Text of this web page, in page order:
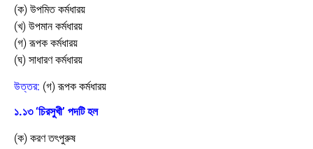
(ক) উপমিত কর্মধারয়
(খ) উপমান কর্মধারয়
(গ) রূপক কর্মধারয়
(ঘ) সাধারণ কর্মধারয়
উত্তর: (গ) রূপক কর্মধারয়
১.১৩ ‘চিরসুখী’ পদটি হল
(ক) করণ তৎপুরুষ